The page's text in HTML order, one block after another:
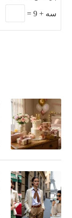
سه +
9
=